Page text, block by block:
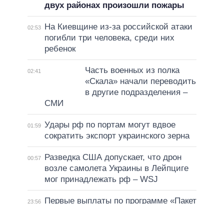
двух районах произошли пожары
02:53
На Киевщине из-за российской атаки
погибли три человека, среди них
ребенок
02:41
Часть военных из полка
«Скала» начали переводить
в другие подразделения –
СМИ
01:59 Удары рф по портам могут вдвое
сократить экспорт украинского зерна
00:57
Разведка США допускает, что дрон
возле самолета Украины в Лейпциге
мог принадлежать рф – WSJ
23:56
Первые выплаты по программе «Пакет